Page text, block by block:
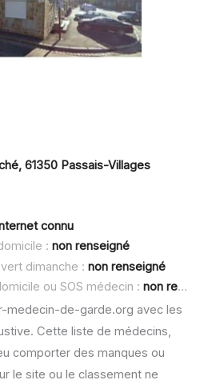
61350 Passais-Villages
connu
: non renseigné
dimanche : non renseigné
ou SOS médecin : non renseigné
medecin-de-garde.org avec les
Cette liste de médecins,
comporter des manques ou
le site ou le classement ne